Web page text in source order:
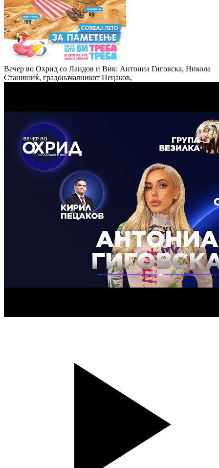
Вечер во Охрид со Ландов и Вик: Антониа Гиговска, Никола
Станишиќ, градоначалникот Пецаков,